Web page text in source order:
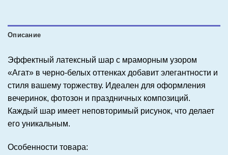
Описание
Эффектный латексный шар с мраморным узором
«Агат» в черно-белых оттенках добавит элегантности и
стиля вашему торжеству. Идеален для оформления
вечеринок, фотозон и праздничных композиций.
Каждый шар имеет неповторимый рисунок, что делает
его уникальным.
Особенности товара: